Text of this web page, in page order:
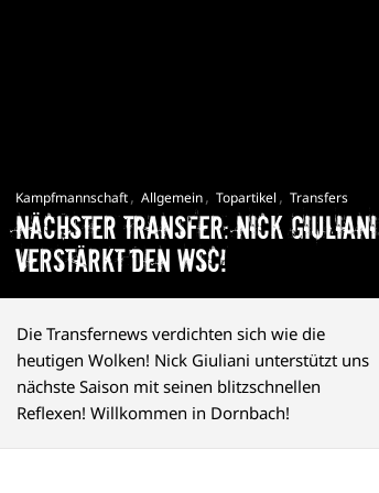
Kampfmannschaft, Allgemein, Topartikel , Transfers
Nächster Transfer: Nick Giuliani
verstärkt den WSC!
Die Transfernews verdichten sich wie die
heutigen Wolken! Nick Giuliani unterstützt uns
nächste Saison mit seinen blitzschnellen
Reflexen! Willkommen in Dornbach!